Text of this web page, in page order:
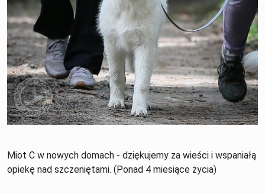
Miot C w nowych domach - dziękujemy za wieści i wspaniałą
opiekę nad szczeniętami. (Ponad 4 miesiące życia)